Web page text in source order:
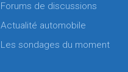
Forums de discussions
Actualité automobile
Les sondages du moment